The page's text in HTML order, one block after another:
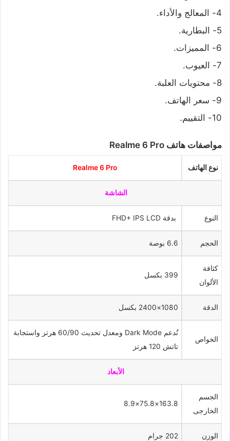
4- المعالج والأداء.
5- البطارية.
6- المميزات.
7- العيوب.
8- محتويات العلبة.
9- سعر الهاتف.
10- التقييم.
مواصفات هاتف Realme 6 Pro
نوع الهاتف Realme 6 Pro
الشاشة
النوع بدقة FHD+ IPS LCD
الحجم 6.6 بوصة
كثافة
الألوان
399 بكسل
الدقة 1080×2400 بكسل
الخواص
تُدعم Dark Mode ومعدل تحديث 60/90 هرتز واستجابة
تاتش 120 هرتز
الأبعاد
الجسم
الخارجى
163.8×75.8×8.9
الوزن 202 جرام